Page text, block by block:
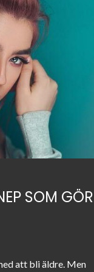
SOM GÖR
att bli äldre. Men